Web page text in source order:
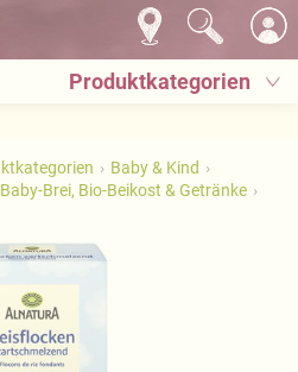
Produktkategorien
Baby & Kind
Brei, Bio-Beikost & Getränke